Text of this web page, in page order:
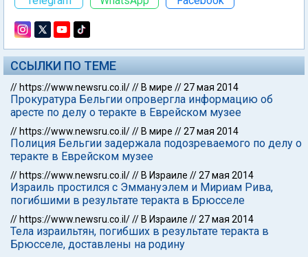
ССЫЛКИ ПО ТЕМЕ
// https://www.newsru.co.il/// В мире //27 мая 2014
Прокуратура Бельгии опровергла информацию об
аресте по делу о теракте в Еврейском музее
// https://www.newsru.co.il/// В мире //27 мая 2014
Полиция Бельгии задержала подозреваемого по делу о
теракте в Еврейском музее
// https://www.newsru.co.il/// В Израиле //27 мая 2014
Израиль простился с Эммануэлем и Мириам Рива,
погибшими в результате теракта в Брюсселе
// https://www.newsru.co.il/// В Израиле //27 мая 2014
Тела израильтян, погибших в результате теракта в
Брюсселе, доставлены на родину